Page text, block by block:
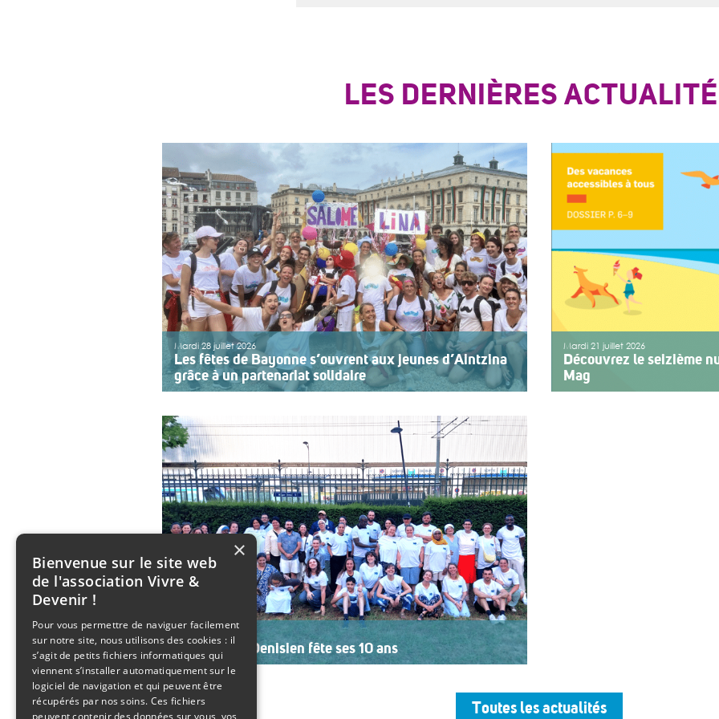
LES DERNIÈRES
Mardi 28 juillet 2026
Les fêtes de Bayonne s’ouvrent aux jeunes d’Aintzina
grâce à un partenariat solidaire
sept ans, l’association ouvre le premier jour des fêtes de
Bayonne à une structure accompagnant des enfants ou des
adolescents en situation de handicap ou de fragilité. Cette
année, le choix […]
>>Lire la suite
Mardi 21 juillet 2026
Découvrez le seizième
Mag
Mardi 21 juillet 2026
Le SESSAD Denisien fête ses 10 ans
Les professionnels, vêtus d’un T-shirt au logo « 10 ans »,
accueillaient les invités autour d’un buffet, dans une
ambiance musicale live assurée par un groupe de musiciens.Toutes les actualités
×
Bienvenue sur le site web
de l'association Vivre &
Devenir !
Pour vous permettre de naviguer facilement
sur notre site, nous utilisons des cookies : il
s’agit de petits fichiers informatiques qui
viennent s’installer automatiquement sur le
logiciel de navigation et qui peuvent être
récupérés par nos soins. Ces fichiers
peuvent contenir des données sur vous, vos